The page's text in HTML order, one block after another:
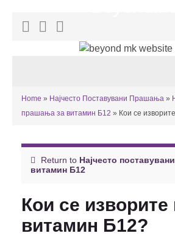
Home » Најчесто Поставувани Прашања »
прашања за витамин Б12 » Кои се
Return to Најчесто
витамин Б12
Кои се изворите
витамин Б12?